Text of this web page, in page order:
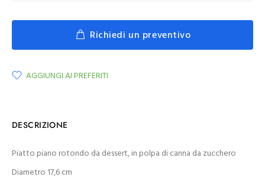
Richiedi un preventivo
AGGIUNGI AI PREFERITI
DESCRIZIONE
Piatto piano rotondo da dessert, in polpa di canna da zucchero
Diametro 17,6 cm